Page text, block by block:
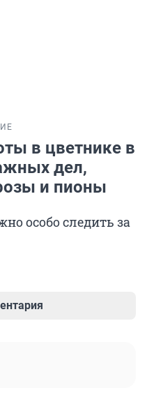
в цветнике в
дел,
и пионы
особо следить за